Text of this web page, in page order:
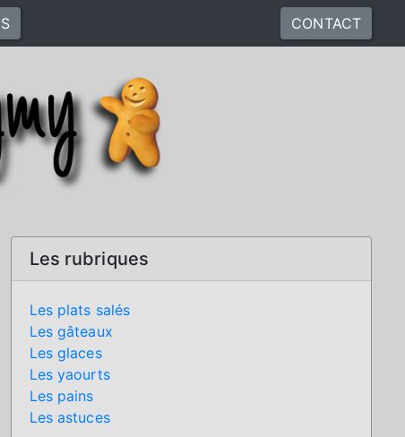
CONTACT
Les rubriques
Les plats salés
Les gâteaux
Les glaces
Les yaourts
Les pains
Les astuces